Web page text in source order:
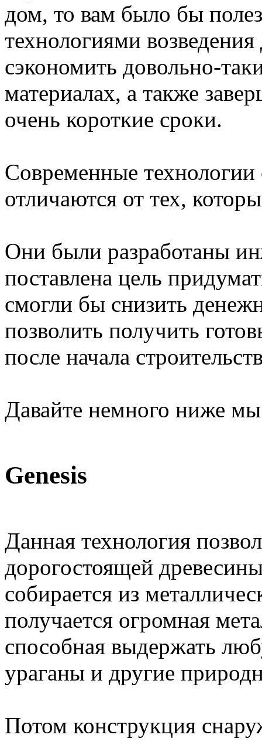
дом, то вам было бы
технологиями
сэкономить довольно-
материалах, а также
очень короткие сроки.
Современные технологии
отличаются от тех,
Они были разработаны
поставлена цель
смогли бы снизить
позволить получить
после начала
Давайте немного ниже
Genesis
Данная технология
дорогостоящей
собирается из
получается огромная
способная выдержать
ураганы и другие
Потом конструкция